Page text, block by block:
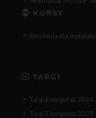
KURSY
Szkolenia dla
TARGI
Targi Energetab 2024.
Targi Energetab 2023.